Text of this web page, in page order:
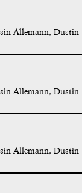
Allemann, Dustin
Allemann, Dustin
Allemann, Dustin